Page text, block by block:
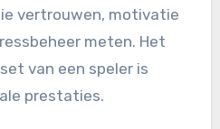
vertrouwen, motivatie
meten. Het
van een speler is
prestaties.